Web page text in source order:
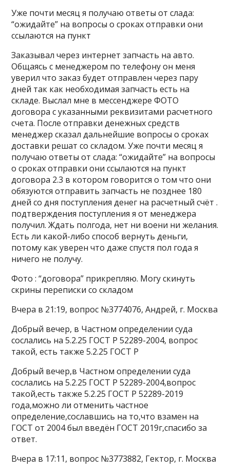
Уже почти месяц я получаю ответы от слада:
“ожидайте” на вопросы о сроках отправки они
ссылаются на пункт
Заказывал через интернет запчасть на авто.
Общаясь с менеджером по телефону он меня
уверил что заказ будет отправлен через пару
дней так как необходимая запчасть есть на
складе. Выслал мне в мессенджере ФОТО
договора с указанными реквизитами расчетного
счета. После отправки денежных средств
менеджер сказал дальнейшие вопросы о сроках
доставки решат со складом. Уже почти месяц я
получаю ответы от слада: “ожидайте” на вопросы
о сроках отправки они ссылаются на пункт
договора 2.3 в котором говорится о том что они
обязуются отправить запчасть не позднее 180
дней со дня поступления денег на расчетный счёт .
подтверждения поступления я от менеджера
получил. Ждать полгода, нет ни воени ни желания.
Есть ли какой-либо способ вернуть деньги,
потому как уверен что даже спустя пол года я
ничего не получу.
Фото : “договора” прикрепляю. Могу скинуть
скрины переписки со складом
Вчера в 21:19, вопрос №3774076, Андрей, г. Москва
Добрый вечер, в Частном определении суда
сослались на 5.2.25 ГОСТ Р 52289-2004, вопрос
такой, есть также 5.2.25 ГОСТ Р
Добрый вечер,в Частном определении суда
сослались на 5.2.25 ГОСТ Р 52289-2004,вопрос
такой,есть также 5.2.25 ГОСТ Р 52289-2019
года,можно ли отменить частное
определение,сославшись на то,что взамен на
ГОСТ от 2004 был введён ГОСТ 2019г,спасибо за
ответ.
Вчера в 17:11, вопрос №3773882, Гектор, г. Москва